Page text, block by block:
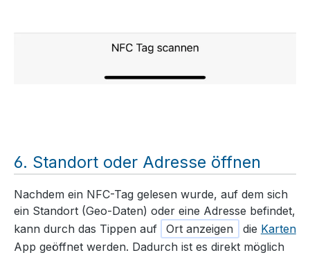
Standort oder Adresse öffnen
Nachdem ein NFC-Tag gelesen wurde, auf dem sich
ein Standort (Geo-Daten) oder eine Adresse befindet,
kann durch das Tippen auf
Ort anzeigen die Karten
App geöffnet werden. Dadurch ist es direkt möglich